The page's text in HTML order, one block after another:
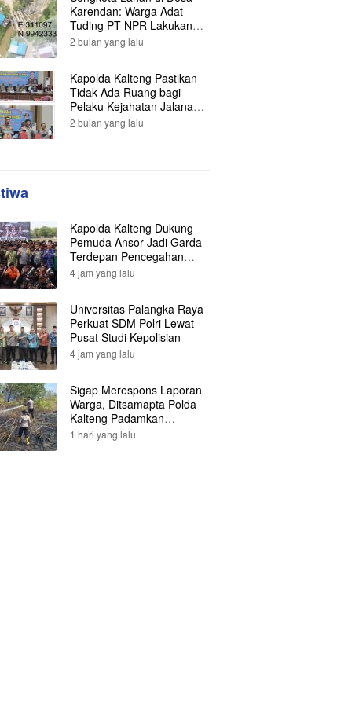
Karendan: Warga Adat
Tuding PT NPR Lakukan
Pengrusakan, Minta
2 bulan yang lalu
Kapolda Kalteng Pastikan
Tidak Ada Ruang bagi
Pelaku Kejahatan Jalanan,
121 Kasus Terungkap dan
2 bulan yang lalu
Kapolda Kalteng Dukung
Pemuda Ansor Jadi Garda
Terdepan Pencegahan
Karhutla
4 jam yang lalu
Universitas Palangka Raya
Perkuat SDM Polri Lewat
Pusat Studi Kepolisian
4 jam yang lalu
Sigap Merespons Laporan
Warga, Ditsamapta Polda
Kalteng Padamkan
Kebakaran Lahan
1 hari yang lalu